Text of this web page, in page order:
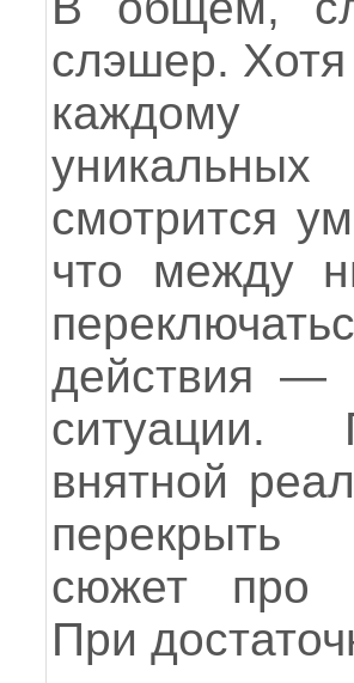
слэшер.
каждому
смотрится
что между
действия —
ситуации.
внятной
перекрыть
сюжет про
При